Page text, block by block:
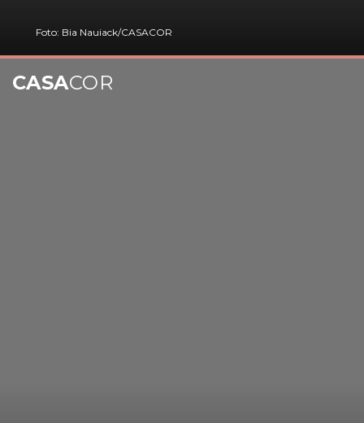
Foto: Bia Nauiack/CASACOR
CASACOR